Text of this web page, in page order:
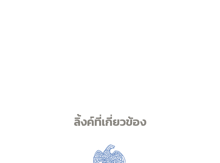
ลิ้งค์ที่เกี่ยวข้อง